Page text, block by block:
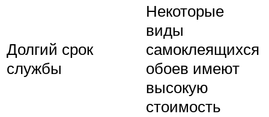
Долгий срок
службы
Некоторые
виды
самоклеящихся
обоев имеют
высокую
стоимость